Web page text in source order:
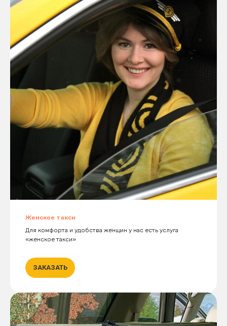
Женское такси
Для комфорта и удобства женщин у нас есть услуга
«женское такси»
ЗАКАЗАТЬ